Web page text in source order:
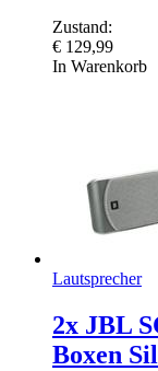
Zustand:
€ 129,99
In Warenkorb
Lautsprecher
2x JBL
Boxen